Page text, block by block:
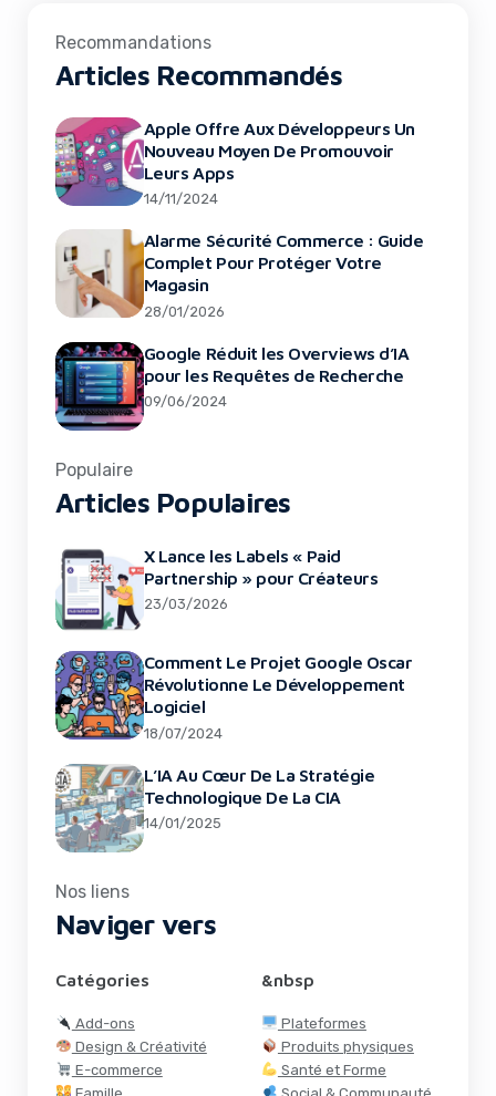
Recommandations
Articles Recommandés
Apple Offre Aux Développeurs Un
Nouveau Moyen De Promouvoir
Leurs Apps
14/11/2024
Alarme Sécurité Commerce : Guide
Complet Pour Protéger Votre
Magasin
28/01/2026
Google Réduit les Overviews d’IA
pour les Requêtes de Recherche
09/06/2024
Populaire
Articles Populaires
X Lance les Labels « Paid
Partnership » pour Créateurs
23/03/2026
Comment Le Projet Google Oscar
Révolutionne Le Développement
Logiciel
18/07/2024
L’IA Au Cœur De La Stratégie
Technologique De La CIA
14/01/2025
Nos liens
Naviger vers
Catégories
Add-ons
Design & Créativité
E-commerce
&nbsp
Plateformes
Produits physiques
Santé et Forme